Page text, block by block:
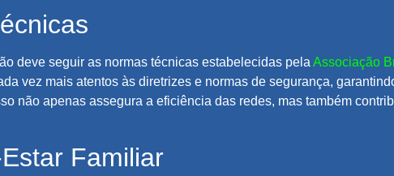
deve seguir as normas técnicas estabelecidas pela Associação
vez mais atentos às diretrizes e normas de segurança,
não apenas assegura a eficiência das redes, mas também
Familiar